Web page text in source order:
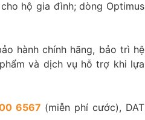
hộ gia đình; dòng Optimus
hành chính hãng, bảo trì hệ
và dịch vụ hỗ trợ khi lựa
6567 (miễn phí cước), DAT